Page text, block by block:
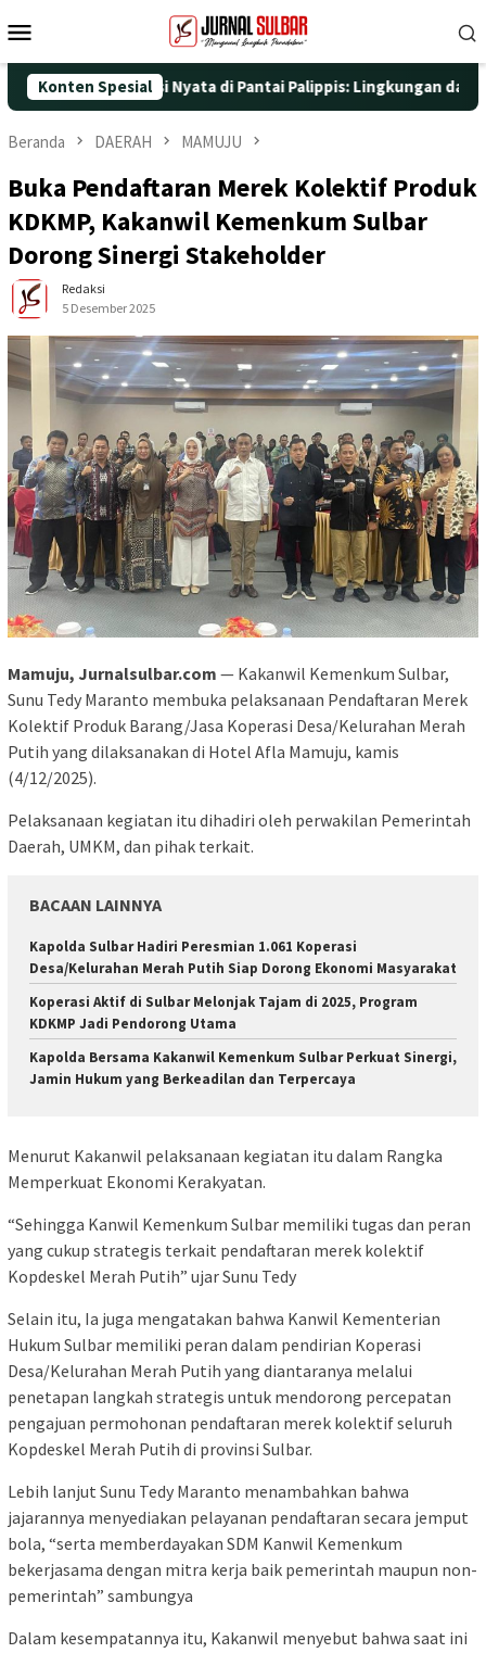
ke
Mobile
Konten Spesial
Aksi Nyata di Pantai Palippis: Lingkungan dan
Beranda DAERAH MAMUJU
Buka Pendaftaran Merek Kolektif Produk
KDKMP, Kakanwil Kemenkum Sulbar
Dorong Sinergi Stakeholder
Redaksi
5 Desember 2025
Mamuju, Jurnalsulbar.com — Kakanwil Kemenkum Sulbar,
Sunu Tedy Maranto membuka pelaksanaan Pendaftaran Merek
Kolektif Produk Barang/Jasa Koperasi Desa/Kelurahan Merah
Putih yang dilaksanakan di Hotel Afla Mamuju, kamis
(4/12/2025).
Pelaksanaan kegiatan itu dihadiri oleh perwakilan Pemerintah
Daerah, UMKM, dan pihak terkait.
BACAAN LAINNYA
Kapolda Sulbar Hadiri Peresmian 1.061 Koperasi
Desa/Kelurahan Merah Putih Siap Dorong Ekonomi Masyarakat
Koperasi Aktif di Sulbar Melonjak Tajam di 2025, Program
KDKMP Jadi Pendorong Utama
Kapolda Bersama Kakanwil Kemenkum Sulbar Perkuat Sinergi,
Jamin Hukum yang Berkeadilan dan Terpercaya
Menurut Kakanwil pelaksanaan kegiatan itu dalam Rangka
Memperkuat Ekonomi Kerakyatan.
“Sehingga Kanwil Kemenkum Sulbar memiliki tugas dan peran
yang cukup strategis terkait pendaftaran merek kolektif
Kopdeskel Merah Putih” ujar Sunu Tedy
Selain itu, Ia juga mengatakan bahwa Kanwil Kementerian
Hukum Sulbar memiliki peran dalam pendirian Koperasi
Desa/Kelurahan Merah Putih yang diantaranya melalui
penetapan langkah strategis untuk mendorong percepatan
pengajuan permohonan pendaftaran merek kolektif seluruh
Kopdeskel Merah Putih di provinsi Sulbar.
Lebih lanjut Sunu Tedy Maranto menambahkan bahwa
jajarannya menyediakan pelayanan pendaftaran secara jemput
bola, “serta memberdayakan SDM Kanwil Kemenkum
bekerjasama dengan mitra kerja baik pemerintah maupun non-
pemerintah” sambungya
Dalam kesempatannya itu, Kakanwil menyebut bahwa ​saat ini